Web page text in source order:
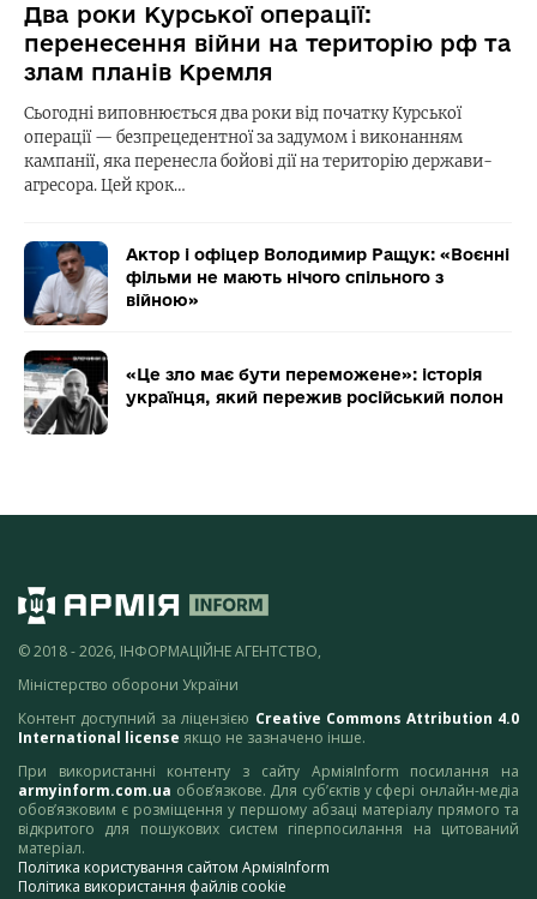
Два роки Курської операції:
перенесення війни на територію рф та
злам планів Кремля
Сьогодні виповнюється два роки від початку Курської
операції — безпрецедентної за задумом і виконанням
кампанії, яка перенесла бойові дії на територію держави-
агресора. Цей крок…
Актор і офіцер Володимир Ращук: «Воєнні
фільми не мають нічого спільного з
війною»
«Це зло має бути переможене»: історія
українця, який пережив російський полон
© 2018 - 2026, ІНФОРМАЦІЙНЕ АГЕНТСТВО,
Міністерство оборони України
Контент доступний за ліцензією Creative Commons Attribution 4.0
International license якщо не зазначено інше.
При використанні контенту з сайту АрміяInform посилання на
armyinform.com.ua обов’язкове. Для суб’єктів у сфері онлайн-медіа
обов’язковим є розміщення у першому абзаці матеріалу прямого та
відкритого для пошукових систем гіперпосилання на цитований
матеріал.
Політика користування сайтом АрміяInform
Політика використання файлів cookie